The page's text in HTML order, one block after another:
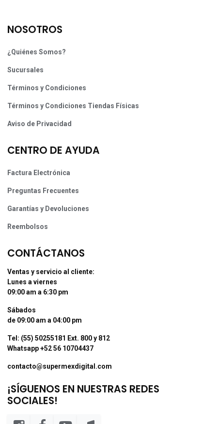
NOSOTROS
¿Quiénes Somos?
Sucursales
Términos y Condiciones
Términos y Condiciones Tiendas Físicas
Aviso de Privacidad
CENTRO DE AYUDA
Factura Electrónica
Preguntas Frecuentes
Garantías y Devoluciones
Reembolsos
CONTÁCTANOS
Ventas y servicio al cliente:
Lunes a viernes
09:00 am a 6:30 pm
Sábados
de 09:00 am a 04:00 pm
Tel: (55) 50255181 Ext. 800 y 812
Whatsapp +52 56 10704437
contacto@supermexdigital.com
¡SÍGUENOS EN NUESTRAS REDES
SOCIALES!